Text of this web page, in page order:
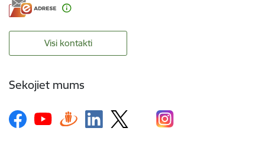
Visi kontakti
Sekojiet mums